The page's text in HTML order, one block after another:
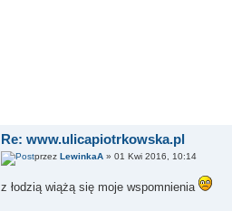
Re: www.ulicapiotrkowska.pl
przez LewinkaA» 01 Kwi 2016, 10:14
z łodzią wiążą się moje wspomnienia